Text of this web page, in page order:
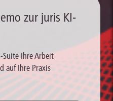
zur juris KI-
Suite Ihre Arbeit
auf Ihre Praxis